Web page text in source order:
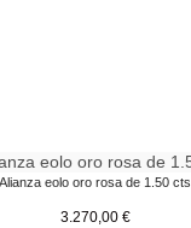
Alianza eolo oro rosa de 1.50 cts
3.270,00 €